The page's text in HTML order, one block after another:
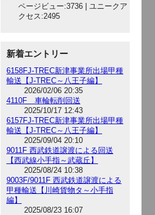
ページビュー:3736 | ユニークア
クセス:2495
新着エントリー
6158FJ-TREC新津事業所出場甲種
輸送【J-TREC～八王子編】
2026/02/06 20:35
4110F 車輪転削回送
2025/10/17 12:43
6157FJ-TREC新津事業所出場甲種
輸送【J-TREC～八王子編】
2025/09/04 20:10
9011F 西武鉄道譲渡による回送
【西武線小手指～武蔵丘】
2025/08/24 10:38
9003F/9011F 西武鉄道譲渡による
甲種輸送【川崎貨物タ～小手指
編】
2025/08/23 16:07